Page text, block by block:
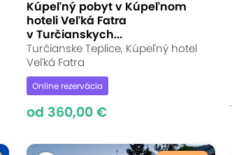
Kúpeľný pobyt v Kúpeľnom
hoteli Veľká Fatra
v Turčianskych...
Turčianske Teplice, Kúpeľný hotel
Veľká Fatra
Online rezervácia
od 360,00 €